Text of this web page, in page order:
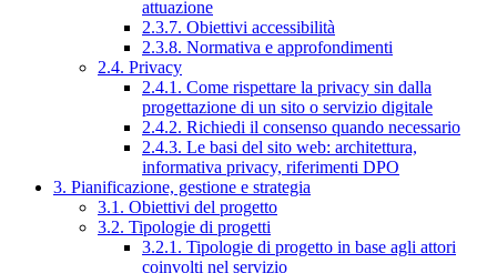
attuazione
2.3.7. Obiettivi accessibilità
2.3.8. Normativa e approfondimenti
2.4. Privacy
2.4.1. Come rispettare la privacy sin dalla
progettazione di un sito o servizio digitale
2.4.2. Richiedi il consenso quando necessario
2.4.3. Le basi del sito web: architettura,
informativa privacy, riferimenti DPO
3. Pianificazione, gestione e strategia
3.1. Obiettivi del progetto
3.2. Tipologie di progetti
3.2.1. Tipologie di progetto in base agli attori
coinvolti nel servizio